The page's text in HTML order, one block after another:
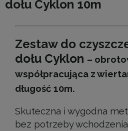
dołu Cyklon 10m
Zestaw do
dołu Cyklon –
współpracująca z
długość 10m.
Skuteczna i wygodna
bez potrzeby